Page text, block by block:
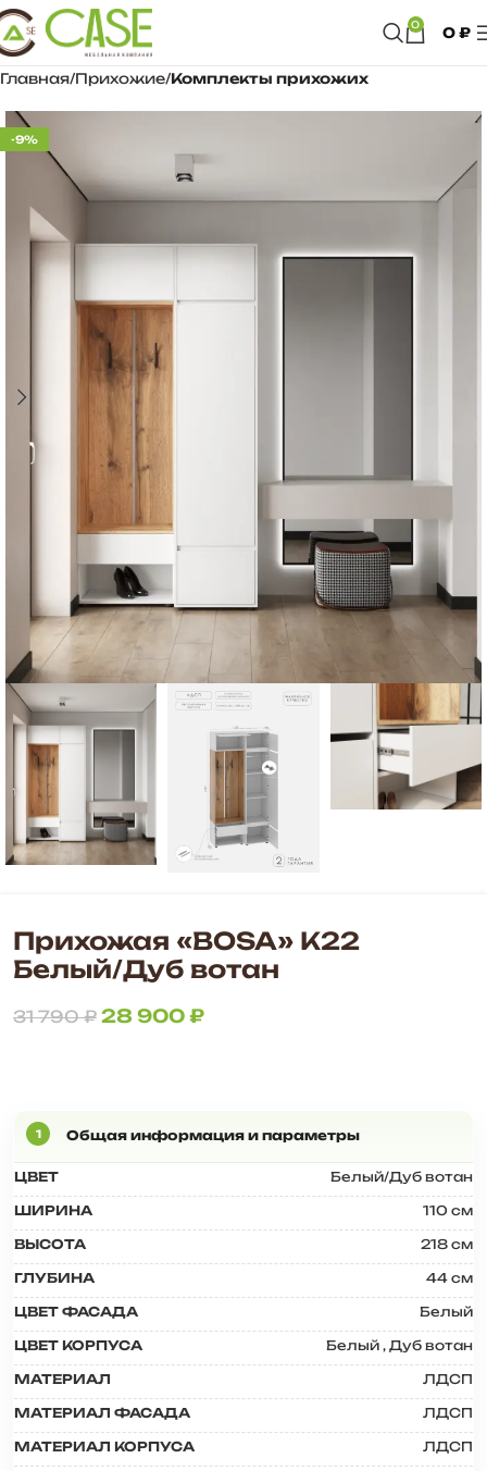
0 0₽
Главная Прихожие Комплекты прихожих
-9%
Прихожая «BOSA» К22
Белый/Дуб вотан
31 790₽ 28 900₽
ЦВЕТ Белый/Дуб вотан
ШИРИНА 110 см
ВЫСОТА 218 см
ГЛУБИНА 44 см
ЦВЕТ ФАСАДА Белый
ЦВЕТ КОРПУСА Белый , Дуб вотан
МАТЕРИАЛ ЛДСП
МАТЕРИАЛ ФАСАДА ЛДСП
МАТЕРИАЛ КОРПУСА ЛДСП